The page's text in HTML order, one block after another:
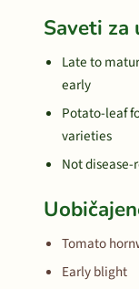
Saveti za
Late to
early
Potato-leaf
varieties
Not
Tomato
Early blight